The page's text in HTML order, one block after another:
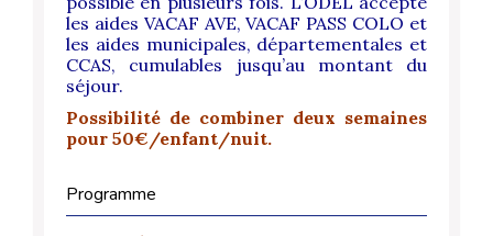
les aides VACAF AVE, VACAF PASS COLO et
les aides municipales, départementales et
CCAS, cumulables jusqu’au montant du
séjour.
Possibilité de combiner deux semaines
pour 50€/enfant/nuit.
Programme